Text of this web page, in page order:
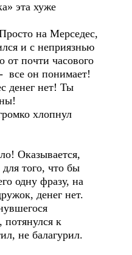
эта хуже
на Мерседес,
и с неприязнью
от почти часового
все он понимает!
денег нет! Ты
хлопнул
Оказывается,
для того, что бы
одну фразу, на
денег нет.
потянулся к
не балагурил.